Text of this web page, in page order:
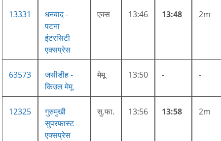
13331
धनबाद -
पटना
इंटरसिटी
एक्सप्रेस
एक्स 13:46 13:48 2m
63573
जसीडीह -
किउल मेमू
मेमू 13:50 - -
12325
गुरुमुखी
सुपरफास्ट
एक्सप्रेस
सु.फा. 13:56 13:58 2m